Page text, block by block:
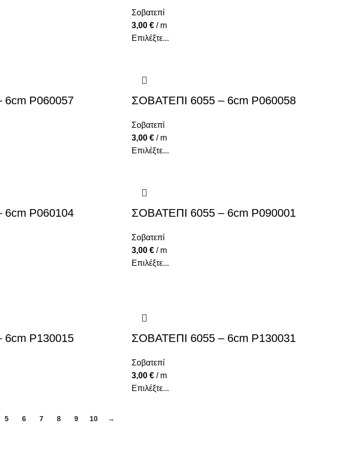
Σοβατεπί
3,00€ / m
Επιλέξτε...
P060057 ΣΟΒΑΤΕΠΙ 6055 – 6cm P060058
Σοβατεπί
3,00€ / m
Επιλέξτε...
P060104 ΣΟΒΑΤΕΠΙ 6055 – 6cm P090001
Σοβατεπί
3,00€ / m
Επιλέξτε...
P130015 ΣΟΒΑΤΕΠΙ 6055 – 6cm P130031
Σοβατεπί
3,00€ / m
Επιλέξτε...
5 6 7 8 9 10 →